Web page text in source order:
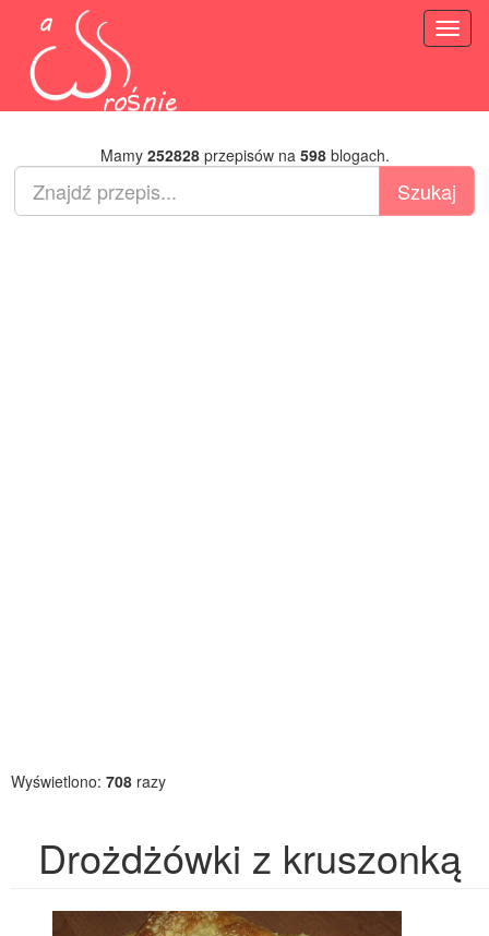
Mamy 252828przepisów na 598blogach.
Wyświetlono: 708 razy
Drożdżówki z kruszonką